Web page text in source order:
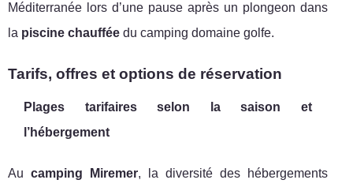
Méditerranée lors d’une pause après un plongeon dans
la piscine chauffée du camping domaine golfe.
Tarifs, offres et options de réservation
Plages tarifaires selon la saison et
l’hébergement
Au camping Miremer, la diversité des hébergements